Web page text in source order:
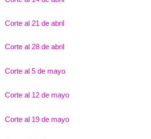
Corte al 21 de abril
Corte al 28 de abril
Corte al 5 de mayo
Corte al 12 de mayo
Corte al 19 de mayo